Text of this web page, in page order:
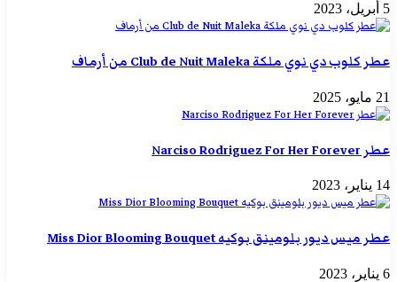
5 أبريل، 2023
عطر كلوب دي نوي ملكة Club de Nuit Maleka من أرماف
21 مايو، 2025
عطر Narciso Rodriguez For Her Forever
14 يناير، 2023
عطر ميس ديور بلومينق بوكيه Miss Dior Blooming Bouquet
6 يناير، 2023